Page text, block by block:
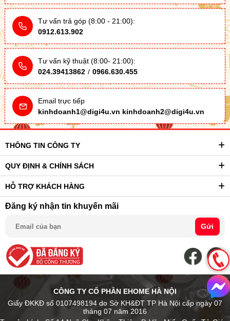
Tư vấn trả góp (8:00 - 21:00):
0912.613.902
Tư vấn kỹ thuật (8:00- 21:00):
024.39413862 / 0966.630.455
Email trực tiếp
kinhdoanh1@digi4u.vn kinhdoanh2@digi4u.vn
THÔNG TIN CÔNG TY
QUY ĐỊNH & CHÍNH SÁCH
HỖ TRỢ KHÁCH HÀNG
Đăng ký nhận tin khuyến mãi
Gửi
CÔNG TY CỔ PHẦN EHOME HÀ NỘI
Giấy ĐKKĐ số 0107498194 do Sở KH&ĐT TP Hà Nội cấp ngày 07
tháng 07 năm 2016